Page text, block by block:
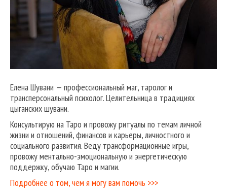
Елена Шувани — профессиональный маг, таролог и
трансперсональный психолог. Целительница в традициях
цыганских шувани.
Консультирую на Таро и провожу ритуалы по темам личной
жизни и отношений, финансов и карьеры, личностного и
социального развития. Веду трансформационные игры,
провожу ментально-эмоциональную и энергетическую
поддержку, обучаю Таро и магии.
Подробнее о том, чем я могу вам помочь >>>